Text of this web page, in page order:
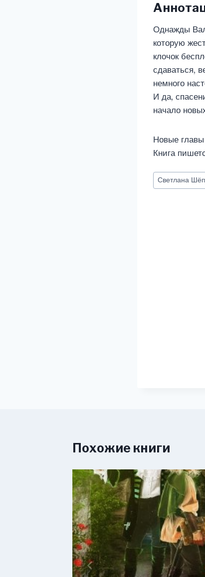
Однажды
которую
клочок
сдаваться,
немного
И да,
начало
Новые
Книга
Метки
записи:
Светлана
Похожие книги